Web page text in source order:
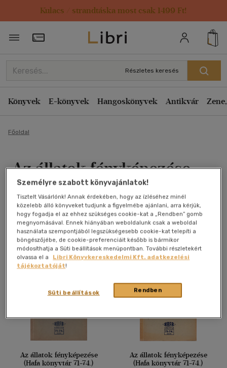
Kulacs / strandtáska most csak 1499 Ft!
Törzsvásárlói Kártya adatai
Részletes keresés
Könyvek E-könyvek Hangoskönyvek Antikvár
Főoldal
Az állatok fényképezése
(Hafa könyvtár 71-74.)
Hevesy Iván
Antikvár könyv (4db)
Az állatok fényképezése
(Hafa könyvtár 71-74.)
Az állatok fényképezése
(Hafa könyvtár 71-74.)
Személyre szabott könyvajánlatok!
Tisztelt Vásárlónk! Annak érdekében, hogy az ízléséhez minél
közelebb álló könyveket tudjunk a figyelmébe ajánlani, arra kérjük,
hogy fogadja el az ehhez szükséges cookie-kat a „Rendben” gomb
megnyomásával. Ennek hiányában weboldalunk csak a weboldal
használata szempontjából legszükségesebb cookie-kat telepíti a
böngészőjébe, de cookie-preferenciáit később is bármikor
módosíthatja a Süti beállítások menüpontban. További részletekért
olvassa el a
Libri Könyvkereskedelmi Kft. adatkezelési
tájékoztatóját!
Rendben
Süti beállítások